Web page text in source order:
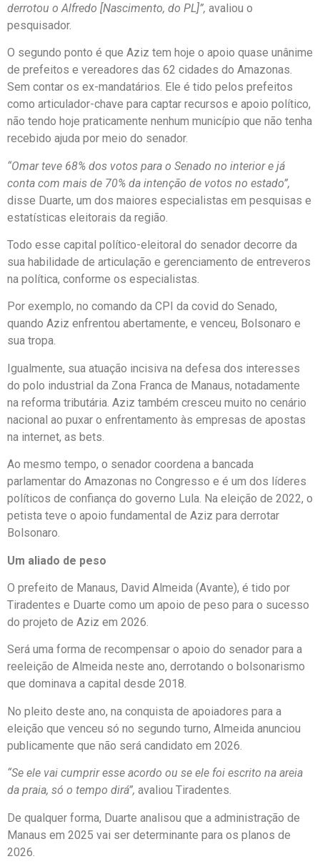
derrotou o Alfredo [Nascimento, do PL]”, avaliou o
pesquisador.
O segundo ponto é que Aziz tem hoje o apoio quase unânime
de prefeitos e vereadores das 62 cidades do Amazonas.
Sem contar os ex-mandatários. Ele é tido pelos prefeitos
como articulador-chave para captar recursos e apoio político,
não tendo hoje praticamente nenhum município que não tenha
recebido ajuda por meio do senador.
“Omar teve 68% dos votos para o Senado no interior e já
conta com mais de 70% da intenção de votos no estado”,
disse Duarte, um dos maiores especialistas em pesquisas e
estatísticas eleitorais da região.
Todo esse capital político-eleitoral do senador decorre da
sua habilidade de articulação e gerenciamento de entreveros
na política, conforme os especialistas.
Por exemplo, no comando da CPI da covid do Senado,
quando Aziz enfrentou abertamente, e venceu, Bolsonaro e
sua tropa.
Igualmente, sua atuação incisiva na defesa dos interesses
do polo industrial da Zona Franca de Manaus, notadamente
na reforma tributária. Aziz também cresceu muito no cenário
nacional ao puxar o enfrentamento às empresas de apostas
na internet, as bets.
Ao mesmo tempo, o senador coordena a bancada
parlamentar do Amazonas no Congresso e é um dos líderes
políticos de confiança do governo Lula. Na eleição de 2022, o
petista teve o apoio fundamental de Aziz para derrotar
Bolsonaro.
Um aliado de peso
O prefeito de Manaus, David Almeida (Avante), é tido por
Tiradentes e Duarte como um apoio de peso para o sucesso
do projeto de Aziz em 2026.
Será uma forma de recompensar o apoio do senador para a
reeleição de Almeida neste ano, derrotando o bolsonarismo
que dominava a capital desde 2018.
No pleito deste ano, na conquista de apoiadores para a
eleição que venceu só no segundo turno, Almeida anunciou
publicamente que não será candidato em 2026.
“Se ele vai cumprir esse acordo ou se ele foi escrito na areia
da praia, só o tempo dirá”, avaliou Tiradentes.
De qualquer forma, Duarte analisou que a administração de
Manaus em 2025 vai ser determinante para os planos de
2026.